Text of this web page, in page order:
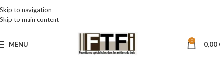
Skip to navigation
Skip to main content
MENU 0 0,00